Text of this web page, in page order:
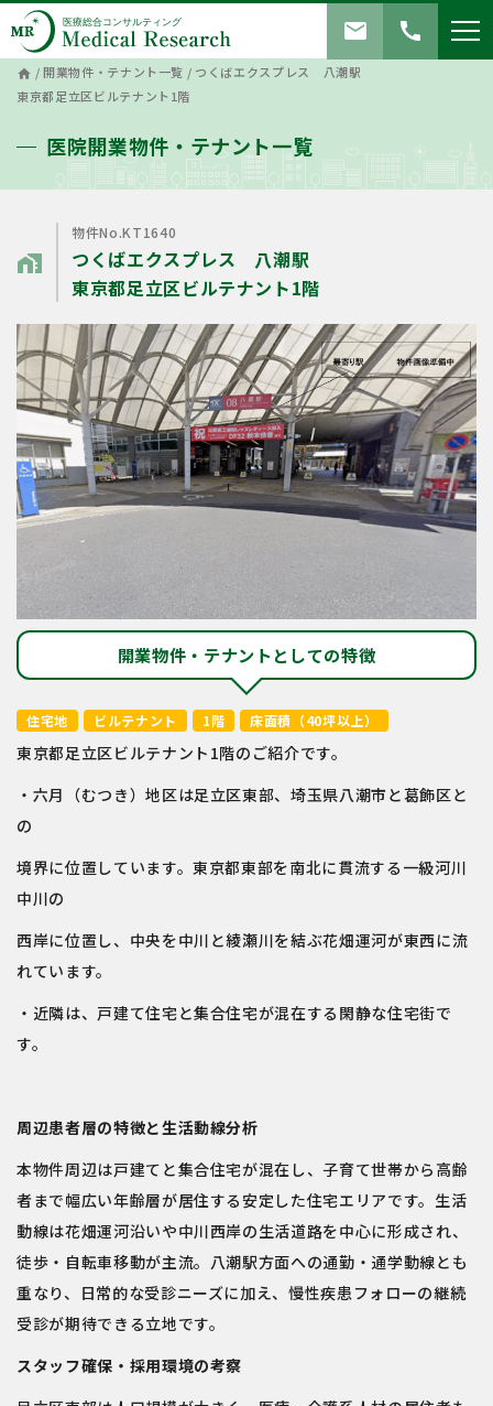
call
mail
home /開業物件・テナント一覧 / つくばエクスプレス 八潮駅
東京都足立区ビルテナント1階
医院開業物件・テナント一覧
home_work
物件No.KT1640
つくばエクスプレス 八潮駅
東京都足立区ビルテナント1階
開業物件・テナントとしての特徴
住宅地 ビルテナント 1階 床面積（40坪以上）
東京都足立区ビルテナント1階のご紹介です。
・六月（むつき）地区は足立区東部、埼玉県八潮市と葛飾区と
の
境界に位置しています。東京都東部を南北に貫流する一級河川
中川の
西岸に位置し、中央を中川と綾瀬川を結ぶ花畑運河が東西に流
れています。
・近隣は、戸建て住宅と集合住宅が混在する閑静な住宅街で
す。
周辺患者層の特徴と生活動線分析
本物件周辺は戸建てと集合住宅が混在し、子育て世帯から高齢
者まで幅広い年齢層が居住する安定した住宅エリアです。生活
動線は花畑運河沿いや中川西岸の生活道路を中心に形成され、
徒歩・自転車移動が主流。八潮駅方面への通勤・通学動線とも
重なり、日常的な受診ニーズに加え、慢性疾患フォローの継続
受診が期待できる立地です。
スタッフ確保・採用環境の考察